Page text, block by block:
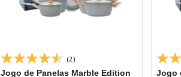
(2)
Jogo de Panelas Marble Edition
Jogo